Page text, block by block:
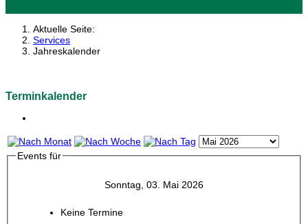
Aktuelle Seite:
Services
Jahreskalender
Terminkalender
Events für
Sonntag, 03. Mai 2026
Keine Termine